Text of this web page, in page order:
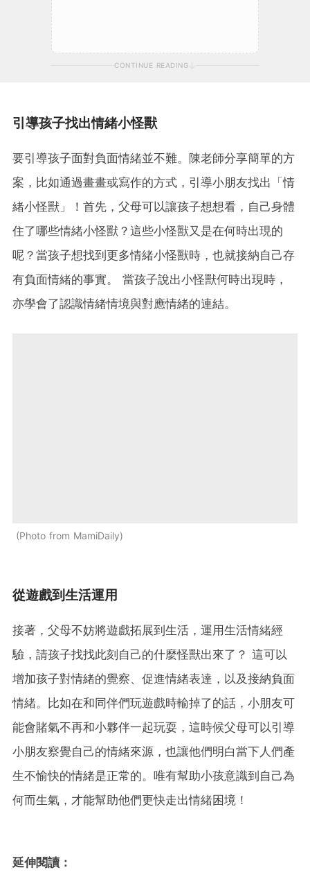
CONTINUE READING
引導孩子找出情緒小怪獸
要引導孩子面對負面情緒並不難。陳老師分享簡單的方
案，比如通過畫畫或寫作的方式，引導小朋友找出「情
緒小怪獸」！首先，父母可以讓孩子想想看，自己身體
住了哪些情緒小怪獸？這些小怪獸又是在何時出現的
呢？當孩子想找到更多情緒小怪獸時，也就接納自己存
有負面情緒的事實。 當孩子說出小怪獸何時出現時，
亦學會了認識情緒情境與對應情緒的連結。
Photo from MamiDaily
從遊戲到生活運用
接著，父母不妨將遊戲拓展到生活，運用生活情緒經
驗，請孩子找找此刻自己的什麼怪獸出來了？ 這可以
增加孩子對情緒的覺察、促進情緒表達，以及接納負面
情緒。比如在和同伴們玩遊戲時輸掉了的話，小朋友可
能會賭氣不再和小夥伴一起玩耍，這時候父母可以引導
小朋友察覺自己的情緒來源，也讓他們明白當下人們產
生不愉快的情緒是正常的。唯有幫助小孩意識到自己為
何而生氣，才能幫助他們更快走出情緒困境！
延伸閱讀：